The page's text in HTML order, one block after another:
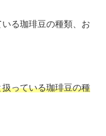
る珈琲豆の種類、お
っている珈琲豆の種